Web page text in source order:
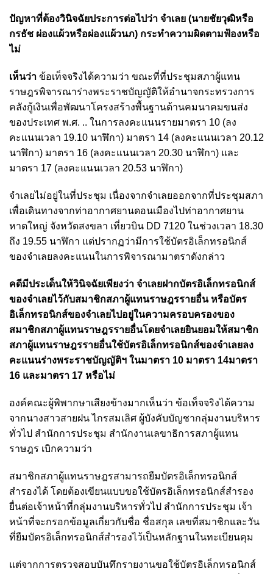
ปัญหาที่ต้องวินิจฉัยประการต่อไปว่า จำเลย (นายชัยวุฒิหรือ
กรธัช ผ่องแผ้วหรือผ่องแผ้วนภ) กระทำความผิดตามฟ้องหรือ
ไม่
เห็นว่า ข้อเท็จจริงได้ความว่า ขณะที่ที่ประชุมสภาผู้แทน
ราษฎรพิจารณาร่างพระราชบัญญัติให้อำนาจกระทรวงการ
คลังกู้เงินเพื่อพัฒนาโครงสร้างพื้นฐานด้านคมนาคมขนส่ง
ของประเทศ พ.ศ. .. ในการลงคะแนนรายมาตรา 10 (ลง
คะแนนเวลา 19.10 นาฬิกา) มาตรา 14 (ลงคะแนนเวลา 20.12
นาฬิกา) มาตรา 16 (ลงคะแนนเวลา 20.30 นาฬิกา) และ
มาตรา 17 (ลงคะแนนเวลา 20.53 นาฬิกา)
จำเลยไม่อยู่ในที่ประชุม เนื่องจากจำเลยออกจากที่ประชุมสภา
เพื่อเดินทางจากท่าอากาศยานดอนเมืองไปท่าอากาศยาน
หาดใหญ่ จังหวัดสงขลา เที่ยวบิน DD 7120 ในช่วงเวลา 18.30
ถึง 19.55 นาฬิกา แต่ปรากฏว่ามีการใช้บัตรอิเล็กทรอนิกส์
ของจำเลยลงคะแนนในการพิจารณามาตราดังกล่าว
คดีมีประเด็นให้วินิจฉัยเพียงว่า จำเลยฝากบัตรอิเล็กทรอนิกส์
ของจำเลยไว้กับสมาชิกสภาผู้แทนราษฎรรายอื่น หรือบัตร
อิเล็กทรอนิกส์ของจำเลยไปอยู่ในความครอบครองของ
สมาชิกสภาผู้แทนราษฎรรายอื่นโดยจำเลยยินยอมให้สมาชิก
สภาผู้แทนราษฎรรายอื่นใช้บัตรอิเล็กทรอนิกส์ของจำเลยลง
คะแนนร่างพระราชบัญญัติฯ ในมาตรา 10 มาตรา 14มาตรา
16 และมาตรา 17 หรือไม่
องค์คณะผู้พิพากษาเสียงข้างมากเห็นว่า ข้อเท็จจริงได้ความ
จากนางสาวสายฝน ไกรสมเลิศ ผู้บังคับบัญชากลุ่มงานบริหาร
ทั่วไป สำนักการประชุม สำนักงานเลขาธิการสภาผู้แทน
ราษฎร เบิกความว่า
สมาชิกสภาผู้แทนราษฎรสามารถยืมบัตรอิเล็กทรอนิกส์
สำรองได้ โดยต้องเขียนแบบขอใช้บัตรอิเล็กทรอนิกส์สำรอง
ยื่นต่อเจ้าหน้าที่กลุ่มงานบริหารทั่วไป สำนักการประชุม เจ้า
หน้าที่จะกรอกข้อมูลเกี่ยวกับชื่อ ชื่อสกุล เลขที่สมาชิกและวัน
ที่ยืมบัตรอิเล็กทรอนิกส์สำรองไว้เป็นหลักฐานในทะเบียนคุม
แต่จากการตรวจสอบบันทึกรายงานขอใช้บัตรอิเล็กทรอนิกส์